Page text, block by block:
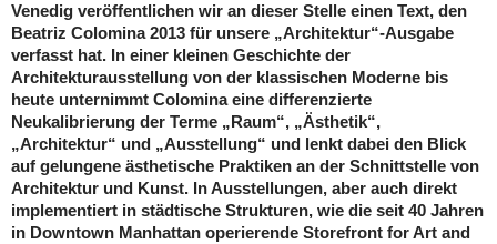
Venedig veröffentlichen wir an dieser Stelle einen Text, den
Beatriz Colomina 2013 für unsere „Architektur“-Ausgabe
verfasst hat. In einer kleinen Geschichte der
Architekturausstellung von der klassischen Moderne bis
heute unternimmt Colomina eine differenzierte
Neukalibrierung der Terme „Raum“, „Ästhetik“,
„Architektur“ und „Ausstellung“ und lenkt dabei den Blick
auf gelungene ästhetische Praktiken an der Schnittstelle von
Architektur und Kunst. In Ausstellungen, aber auch direkt
implementiert in städtische Strukturen, wie die seit 40 Jahren
in Downtown Manhattan operierende Storefront for Art and